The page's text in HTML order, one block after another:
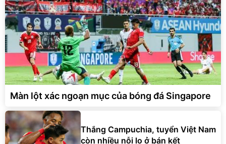
Màn lột xác ngoạn mục của bóng đá Singapore
Thắng Campuchia, tuyển Việt Nam
còn nhiều nỗi lo ở bán kết